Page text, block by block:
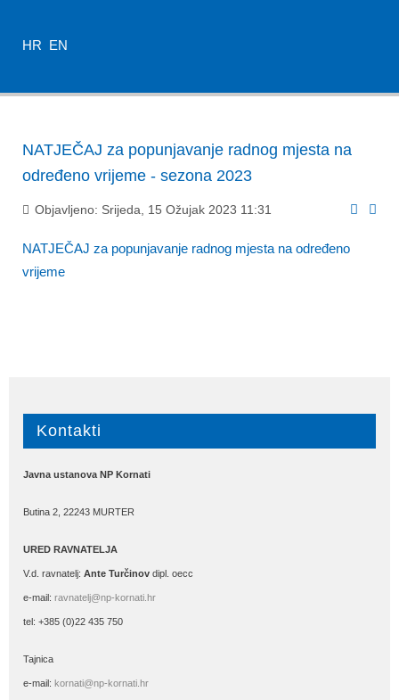
HR EN
NATJEČAJ za popunjavanje radnog mjesta na
određeno vrijeme - sezona 2023
Objavljeno: Srijeda, 15 Ožujak 2023 11:31
NATJEČAJ za popunjavanje radnog mjesta na određeno
vrijeme
Kontakti
Javna ustanova NP Kornati
Butina 2, 22243 MURTER
URED RAVNATELJA
V.d. ravnatelj: Ante Turčinov dipl. oecc
e-mail: ravnatelj@np-kornati.hr
tel: +385 (0)22 435 750
Tajnica
e-mail: kornati@np-kornati.hr